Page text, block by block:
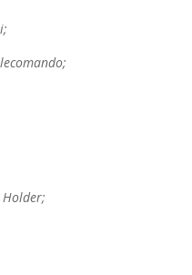
Holder;